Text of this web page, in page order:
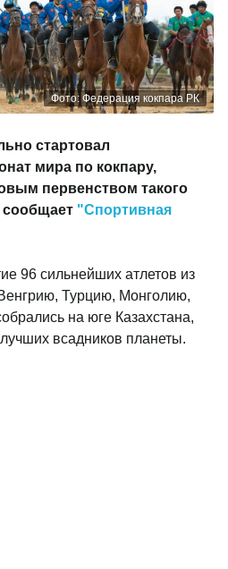
Фото: Федерация кокпара РК
стартовал
мира по кокпару,
первенством такого
сообщает "Спортивная
96 сильнейших атлетов из
Турцию, Монголию,
на юге Казахстана,
всадников планеты.